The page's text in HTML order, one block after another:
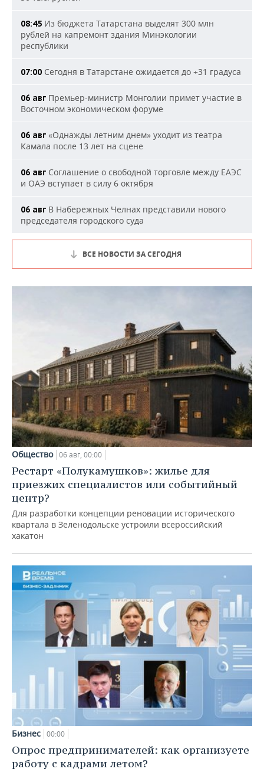
08:45 Из бюджета Татарстана выделят 300 млн
рублей на капремонт здания Минэкологии
республики
07:00 Сегодня в Татарстане ожидается до +31 градуса
06 авг Премьер-министр Монголии примет участие в
Восточном экономическом форуме
06 авг «Однажды летним днем» уходит из театра
Камала после 13 лет на сцене
06 авг Соглашение о свободной торговле между ЕАЭС
и ОАЭ вступает в силу 6 октября
06 авг В Набережных Челнах представили нового
председателя городского суда
ВСЕ НОВОСТИ ЗА СЕГОДНЯ
Общество 06 авг, 00:00
Рестарт «Полукамушков»: жилье для
приезжих специалистов или событийный
центр?
Для разработки концепции реновации исторического
квартала в Зеленодольске устроили всероссийский
хакатон
Бизнес 00:00
Опрос предпринимателей: как организуете
работу с кадрами летом?